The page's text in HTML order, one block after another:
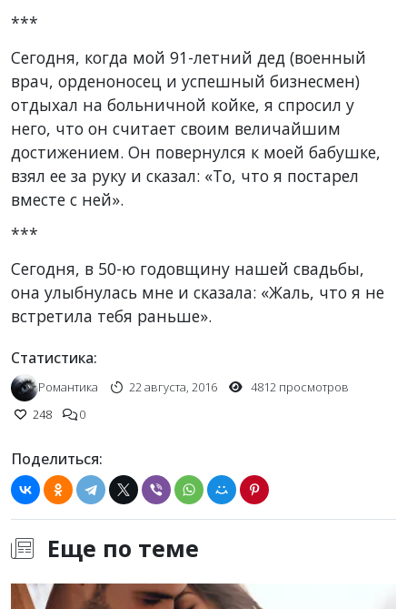
***
Сегодня, когда мой 91-летний дед (военный
врач, орденоносец и успешный бизнесмен)
отдыхал на больничной койке, я спросил у
него, что он считает своим величайшим
достижением. Он повернулся к моей бабушке,
взял ее за руку и сказал: «То, что я постарел
вместе с ней».
***
Сегодня, в 50-ю годовщину нашей свадьбы,
она улыбнулась мне и сказала: «Жаль, что я не
встретила тебя раньше».
Статистика:
Романтика 22 августа, 2016
4812 просмотров
248
0
Поделиться:
Еще по теме